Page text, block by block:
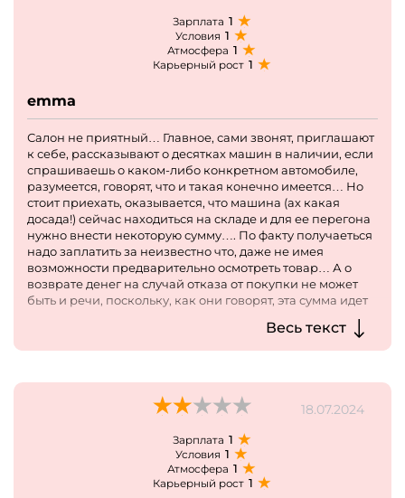
Зарплата 1
Условия 1
Атмосфера 1
Карьерный рост 1
emma
Салон не приятный… Главное, сами звонят, приглашают
к себе, рассказывают о десятках машин в наличии, если
спрашиваешь о каком-либо конкретном автомобиле,
разумеется, говорят, что и такая конечно имеется… Но
стоит приехать, оказывается, что машина (ах какая
досада!) сейчас находиться на складе и для ее перегона
нужно внести некоторую сумму…. По факту получаеться
надо заплатить за неизвестно что, даже не имея
возможности предварительно осмотреть товар… А о
возврате денег на случай отказа от покупки не может
быть и речи, поскольку, как они говорят, эта сумма идет
на оплату услуги по доставке…. С какой стати я должна
Весь текст
18.07.2024
Зарплата 1
Условия 1
Атмосфера 1
Карьерный рост 1